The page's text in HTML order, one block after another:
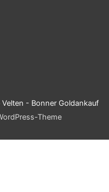
Velten - Bonner Goldankauf
Theme